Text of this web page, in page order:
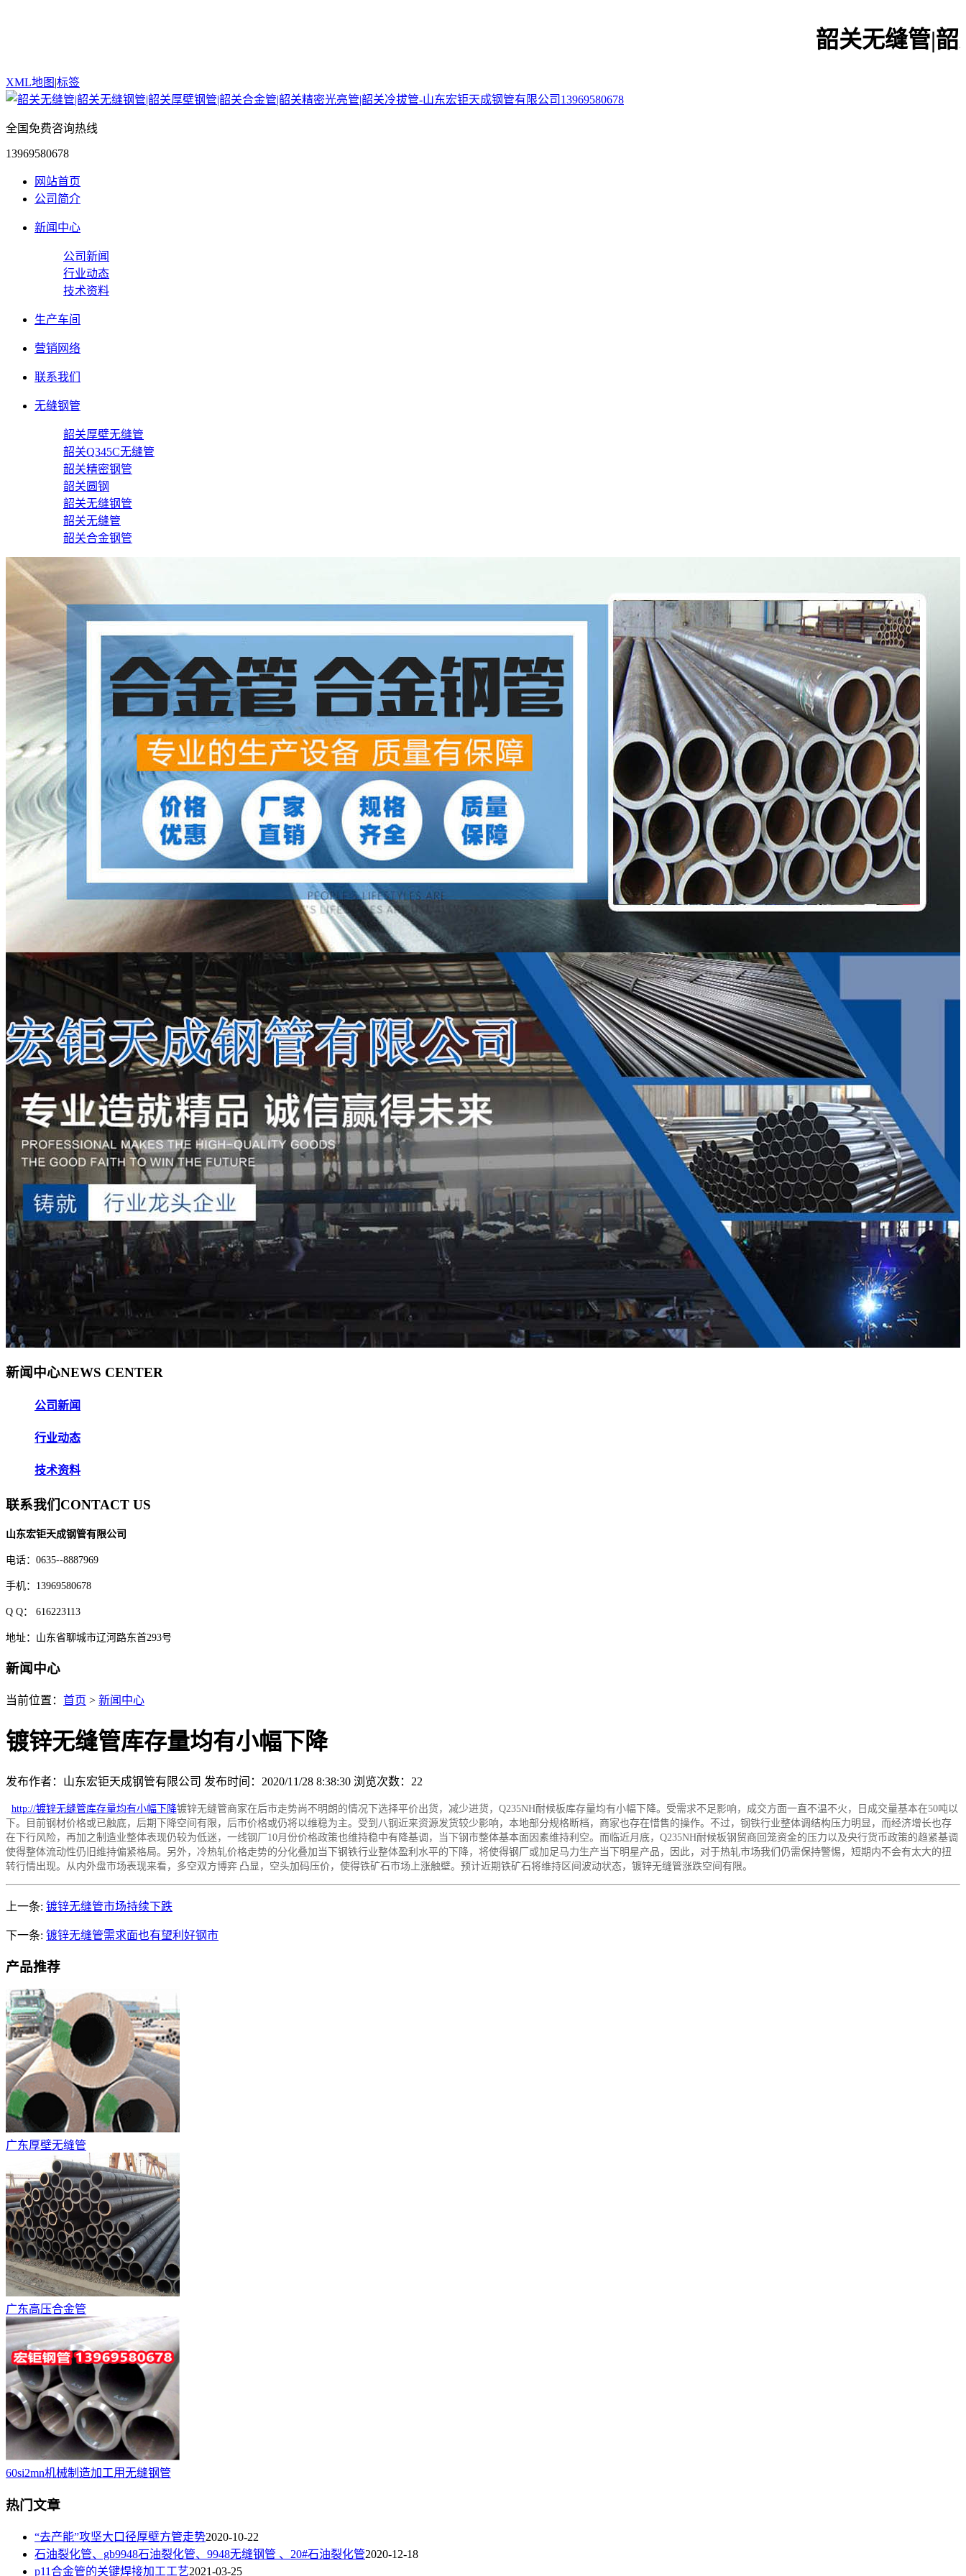
韶关无缝管|韶
XML地图 |标签
全国免费咨询热线
13969580678
网站首页
公司简介
新闻中心
公司新闻
行业动态
技术资料
生产车间
营销网络
联系我们
无缝钢管
韶关厚壁无缝管
韶关Q345C无缝管
韶关精密钢管
韶关圆钢
韶关无缝钢管
韶关无缝管
韶关合金钢管
新闻中心NEWS CENTER
公司新闻
行业动态
技术资料
联系我们CONTACT US
山东宏钜天成钢管有限公司
电话：0635--8887969
手机：13969580678
Q Q： 616223113
地址：山东省聊城市辽河路东首293号
新闻中心
当前位置： 首页 > 新闻中心
镀锌无缝管库存量均有小幅下降
发布作者：山东宏钜天成钢管有限公司 发布时间：2020/11/28 8:38:30 浏览次数： 22
http://镀锌无缝管库存量均有小幅下降镀锌无缝管商家在后市走势尚不明朗的情况下选择平价出货，减少进货，Q235NH耐候板库存量均有小幅下降。受需求不足影响，成交方面一直不温不火，日成交量基本在50吨以
下。目前钢材价格或已触底，后期下降空间有限，后市价格或仍将以维稳为主。受到八钢近来资源发货较少影响，本地部分规格断档，商家也存在惜售的操作。不过，钢铁行业整体调结构压力明显，而经济增长也存
在下行风险，再加之制造业整体表现仍较为低迷，一线钢厂10月份价格政策也维持稳中有降基调，当下钢市整体基本面因素维持利空。而临近月底，Q235NH耐候板钢贸商回笼资金的压力以及央行货币政策的趋紧基调
使得整体流动性仍旧维持偏紧格局。另外，冷热轧价格走势的分化叠加当下钢铁行业整体盈利水平的下降，将使得钢厂或加足马力生产当下明星产品，因此，对于热轧市场我们仍需保持警惕，短期内不会有太大的扭
转行情出现。从内外盘市场表现来看，多空双方博弈 凸显，空头加码压价，使得铁矿石市场上涨触壁。预计近期铁矿石将维持区间波动状态，镀锌无缝管涨跌空间有限。
上一条: 镀锌无缝管市场持续下跌
下一条: 镀锌无缝管需求面也有望利好钢市
产品推荐
广东厚壁无缝管
广东高压合金管
60si2mn机械制造加工用无缝钢管
热门文章
“去产能”攻坚大口径厚壁方管​走势2020-10-22
石油裂化管、gb9948石油裂化管、9948无缝钢管 、20#石油裂化管2020-12-18
p11合金管的关键焊接加工工艺2021-03-25